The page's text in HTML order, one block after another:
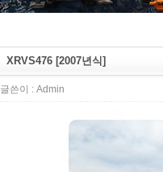
XRVS476 [2007년식]
글쓴이 : Admin